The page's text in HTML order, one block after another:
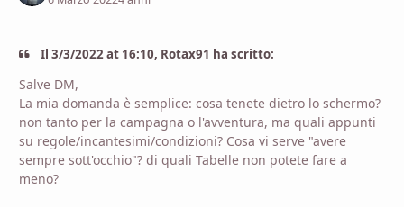
Il 3/3/2022 at 16:10, Rotax91 ha scritto:
Salve DM,
La mia domanda è semplice: cosa tenete dietro lo schermo?
non tanto per la campagna o l'avventura, ma quali appunti
su regole/incantesimi/condizioni? Cosa vi serve "avere
sempre sott'occhio"? di quali Tabelle non potete fare a
meno?